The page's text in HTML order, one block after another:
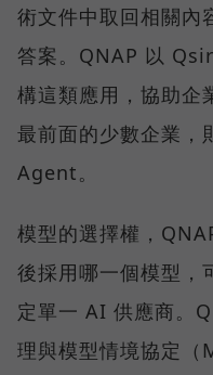
術文件中取回相關內
答案。QNAP 以
構這類應用，協助企
最前面的少數企業，
Agent。
模型的選擇權，
後採用哪一個模型，
定單一 AI 供應商。
理與模型情境協定（